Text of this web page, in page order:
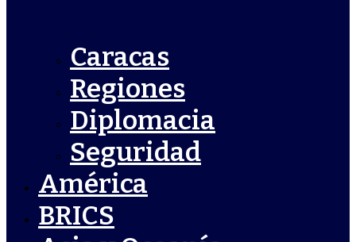
Caracas
Regiones
Diplomacia
Seguridad
América
BRICS